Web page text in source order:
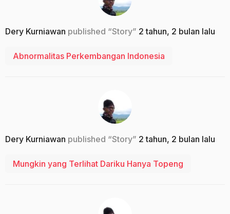
Dery Kurniawan published “Story” 2 tahun, 2 bulan lalu
Abnormalitas Perkembangan Indonesia
Dery Kurniawan published “Story” 2 tahun, 2 bulan lalu
Mungkin yang Terlihat Dariku Hanya Topeng